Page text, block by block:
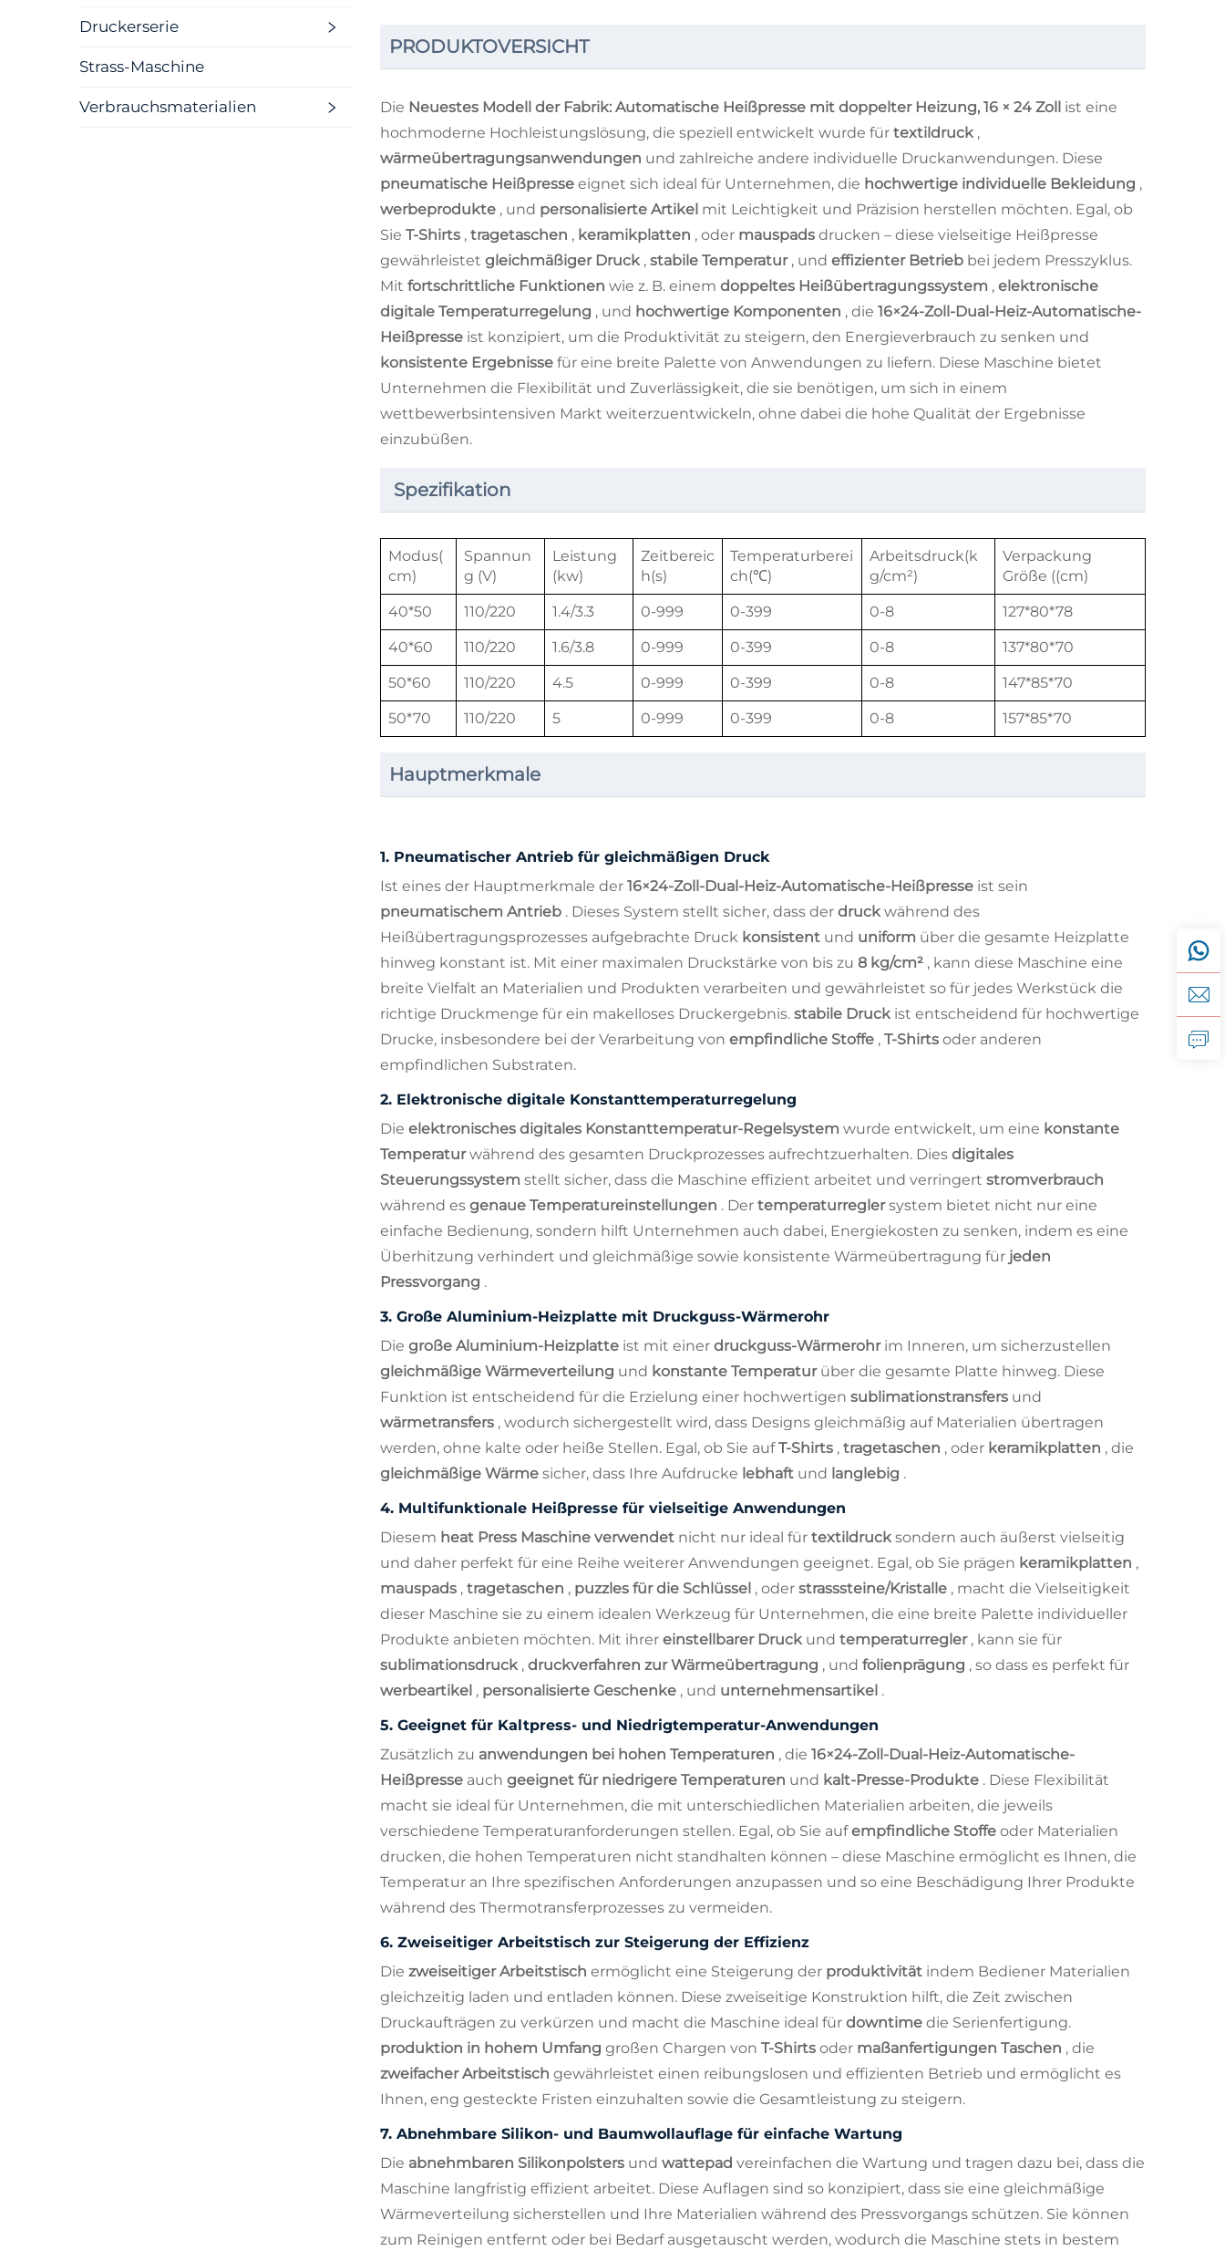
Druckerserie
Strass-Maschine
Verbrauchsmaterialien
PRODUKTOVERSICHT
Die Neuestes Modell der Fabrik: Automatische Heißpresse mit doppelter Heizung, 16 × 24 Zoll ist eine
hochmoderne Hochleistungslösung, die speziell entwickelt wurde für textildruck ,
wärmeübertragungsanwendungen und zahlreiche andere individuelle Druckanwendungen. Diese
pneumatische Heißpresse eignet sich ideal für Unternehmen, die hochwertige individuelle Bekleidung ,
werbeprodukte , und personalisierte Artikel mit Leichtigkeit und Präzision herstellen möchten. Egal, ob
Sie T-Shirts , tragetaschen , keramikplatten , oder mauspads drucken – diese vielseitige Heißpresse
gewährleistet gleichmäßiger Druck , stabile Temperatur , und effizienter Betrieb bei jedem Presszyklus.
Mit fortschrittliche Funktionen wie z. B. einem doppeltes Heißübertragungssystem , elektronische
digitale Temperaturregelung , und hochwertige Komponenten , die 16×24-Zoll-Dual-Heiz-Automatische-
Heißpresse ist konzipiert, um die Produktivität zu steigern, den Energieverbrauch zu senken und
konsistente Ergebnisse für eine breite Palette von Anwendungen zu liefern. Diese Maschine bietet
Unternehmen die Flexibilität und Zuverlässigkeit, die sie benötigen, um sich in einem
wettbewerbsintensiven Markt weiterzuentwickeln, ohne dabei die hohe Qualität der Ergebnisse
einzubüßen.
Spezifikation
Modus(
cm)
Spannun
g (V)
Leistung
(kw)
Zeitbereic
h(s)
Temperaturberei
ch(℃)
Arbeitsdruck(k
g/cm²)
Verpackung
Größe ((cm)
40*50 110/220 1.4/3.3 0-999 0-399 0-8 127*80*78
40*60 110/220 1.6/3.8 0-999 0-399 0-8 137*80*70
50*60 110/220 4.5 0-999 0-399 0-8 147*85*70
50*70 110/220 5 0-999 0-399 0-8 157*85*70
Hauptmerkmale
1. Pneumatischer Antrieb für gleichmäßigen Druck
Ist eines der Hauptmerkmale der 16×24-Zoll-Dual-Heiz-Automatische-Heißpresse ist sein
pneumatischem Antrieb . Dieses System stellt sicher, dass der druck während des
Heißübertragungsprozesses aufgebrachte Druck konsistent und uniform über die gesamte Heizplatte
hinweg konstant ist. Mit einer maximalen Druckstärke von bis zu 8 kg/cm² , kann diese Maschine eine
breite Vielfalt an Materialien und Produkten verarbeiten und gewährleistet so für jedes Werkstück die
richtige Druckmenge für ein makelloses Druckergebnis. stabile Druck ist entscheidend für hochwertige
Drucke, insbesondere bei der Verarbeitung von empfindliche Stoffe , T-Shirts oder anderen
empfindlichen Substraten.
2. Elektronische digitale Konstanttemperaturregelung
Die elektronisches digitales Konstanttemperatur-Regelsystem wurde entwickelt, um eine konstante
Temperaturwährend des gesamten Druckprozesses aufrechtzuerhalten. Dies digitales
Steuerungssystem stellt sicher, dass die Maschine effizient arbeitet und verringert stromverbrauch
während es genaue Temperatureinstellungen . Der temperaturreglersystem bietet nicht nur eine
einfache Bedienung, sondern hilft Unternehmen auch dabei, Energiekosten zu senken, indem es eine
Überhitzung verhindert und gleichmäßige sowie konsistente Wärmeübertragung für jeden
Pressvorgang .
3. Große Aluminium-Heizplatte mit Druckguss-Wärmerohr
Die große Aluminium-Heizplatte ist mit einer druckguss-Wärmerohr im Inneren, um sicherzustellen
gleichmäßige Wärmeverteilung und konstante Temperatur über die gesamte Platte hinweg. Diese
Funktion ist entscheidend für die Erzielung einer hochwertigen sublimationstransfers und
wärmetransfers , wodurch sichergestellt wird, dass Designs gleichmäßig auf Materialien übertragen
werden, ohne kalte oder heiße Stellen. Egal, ob Sie aufT-Shirts , tragetaschen , oder keramikplatten , die
gleichmäßige Wärme sicher, dass Ihre Aufdrucke lebhaft und langlebig .
4. Multifunktionale Heißpresse für vielseitige Anwendungen
Diesem heat Press Maschine verwendet nicht nur ideal für textildruck sondern auch äußerst vielseitig
und daher perfekt für eine Reihe weiterer Anwendungen geeignet. Egal, ob Sie prägen keramikplatten ,
mauspads , tragetaschen , puzzles für die Schlüssel , oder strasssteine/Kristalle , macht die Vielseitigkeit
dieser Maschine sie zu einem idealen Werkzeug für Unternehmen, die eine breite Palette individueller
Produkte anbieten möchten. Mit ihrer einstellbarer Druck und temperaturregler , kann sie für
sublimationsdruck , druckverfahren zur Wärmeübertragung , und folienprägung , so dass es perfekt für
werbeartikel , personalisierte Geschenke , und unternehmensartikel .
5. Geeignet für Kaltpress- und Niedrigtemperatur-Anwendungen
Zusätzlich zu anwendungen bei hohen Temperaturen , die 16×24-Zoll-Dual-Heiz-Automatische-
Heißpresse auch geeignet für niedrigere Temperaturen und kalt-Presse-Produkte . Diese Flexibilität
macht sie ideal für Unternehmen, die mit unterschiedlichen Materialien arbeiten, die jeweils
verschiedene Temperaturanforderungen stellen. Egal, ob Sie aufempfindliche Stoffe oder Materialien
drucken, die hohen Temperaturen nicht standhalten können – diese Maschine ermöglicht es Ihnen, die
Temperatur an Ihre spezifischen Anforderungen anzupassen und so eine Beschädigung Ihrer Produkte
während des Thermotransferprozesses zu vermeiden.
6. Zweiseitiger Arbeitstisch zur Steigerung der Effizienz
Die zweiseitiger Arbeitstisch ermöglicht eine Steigerung der produktivität indem Bediener Materialien
gleichzeitig laden und entladen können. Diese zweiseitige Konstruktion hilft, die Zeit zwischen
Druckaufträgen zu verkürzen und macht die Maschine ideal für downtime die Serienfertigung.
produktion in hohem Umfang großen Chargen von T-Shirts oder maßanfertigungen Taschen , die
zweifacher Arbeitstisch gewährleistet einen reibungslosen und effizienten Betrieb und ermöglicht es
Ihnen, eng gesteckte Fristen einzuhalten sowie die Gesamtleistung zu steigern.
7. Abnehmbare Silikon- und Baumwollauflage für einfache Wartung
Die abnehmbaren Silikonpolsters und wattepad vereinfachen die Wartung und tragen dazu bei, dass die
Maschine langfristig effizient arbeitet. Diese Auflagen sind so konzipiert, dass sie eine gleichmäßige
Wärmeverteilung sicherstellen und Ihre Materialien während des Pressvorgangs schützen. Sie können
zum Reinigen entfernt oder bei Bedarf ausgetauscht werden, wodurch die Maschine stets in bestem